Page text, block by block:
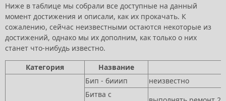
Ниже в таблице мы собрали все доступные на данный
момент достижения и описали, как их прокачать. К
сожалению, сейчас неизвестными остаются некоторые из
достижений, однако мы их дополним, как только о них
станет что-нибудь известно.
Категория
Название
Бип - бииип
неизвестно
Битва с